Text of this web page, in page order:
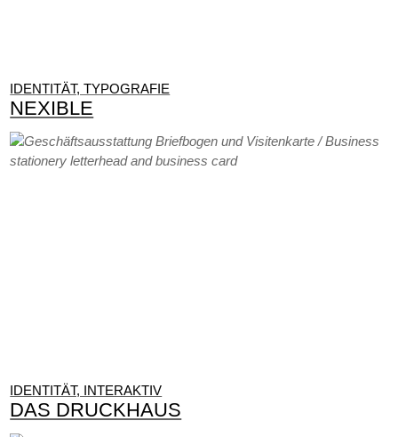
IDENTITÄT, TYPOGRAFIE
NEXIBLE
IDENTITÄT, INTERAKTIV
DAS DRUCKHAUS